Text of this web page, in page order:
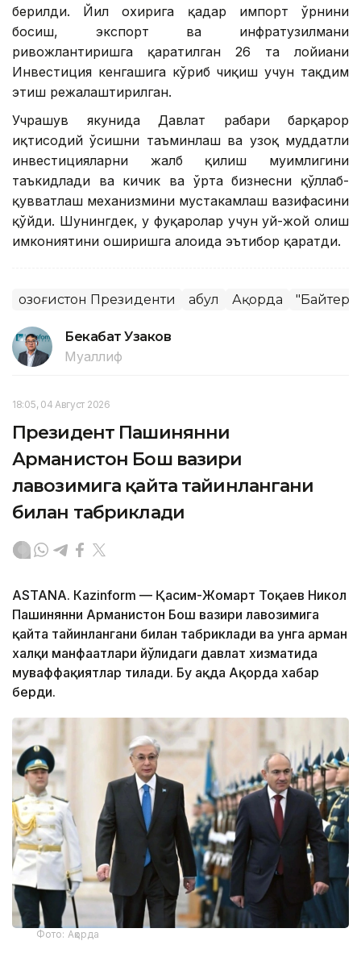
берилди. Йил охирига қадар импорт ўрнини
босиш, экспорт ва инфратузилмани
ривожлантиришга қаратилган 26 та лойиҳани
Инвестиция кенгашига кўриб чиқиш учун тақдим
этиш режалаштирилган.
Учрашув якунида Давлат раҳбари барқарор
иқтисодий ўсишни таъминлаш ва узоқ муддатли
инвестицияларни жалб қилиш муҳимлигини
таъкидлади ва кичик ва ўрта бизнесни қўллаб-
қувватлаш механизмини мустаҳкамлаш вазифасини
қўйди. Шунингдек, у фуқаролар учун уй-жой олиш
имкониятини оширишга алоҳида эътибор қаратди.
Қозоғистон Президенти Қабул Ақорда
Бекабат Узаков
Муаллиф
18:05, 04 Август 2026
Президент Пашинянни
Арманистон Бош вазири
лавозимига қайта тайинлангани
билан табриклади
ASTANА. Кazinform — Қасим-Жомарт Тоқаев Никол
Пашинянни Арманистон Бош вазири лавозимига
қайта тайинлангани билан табриклади ва унга арман
халқи манфаатлари йўлидаги давлат хизматида
муваффақиятлар тилади. Бу ҳақда Ақорда хабар
берди.
Фото: Ақорда